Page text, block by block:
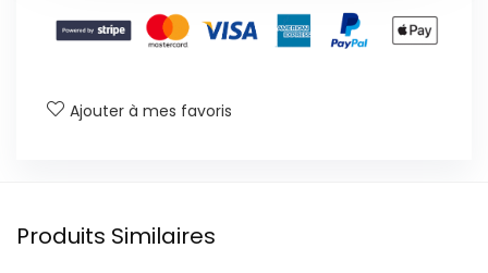
Ajouter à mes favoris
Produits Similaires